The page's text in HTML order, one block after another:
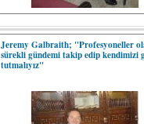
Jeremy Galbraith; "Profesyoneller
sürekli gündemi takip edip kendimizi
tutmalıyız"